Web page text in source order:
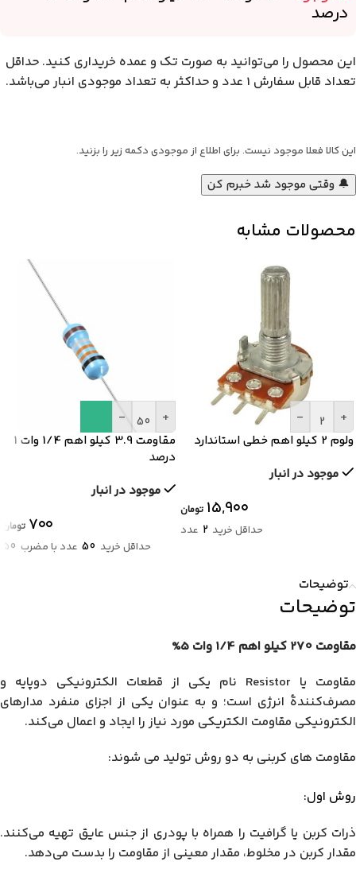
درصد
این محصول را می‌توانید به صورت تک و عمده خریداری کنید. حداقل
تعداد قابل سفارش 1 عدد و حداکثر به تعداد موجودی انبار می‌باشد.
این کالا فعلا موجود نیست. برای اطلاع از موجودی دکمه زیر را بزنید.
🔔 وقتی موجود شد خبرم کن
محصولات مشابه
-
+
ولوم 2 کیلو اهم خطی استاندارد
موجود در انبار
۱۵,۹۰۰ تومان
حداقل خرید 2 عدد
-
+
مقاومت 3.9 کیلو اهم 1/4 وات 1
درصد
موجود در انبار
۷۰۰ تومان
حداقل خرید 50 عدد با مضرب 50
توضیحات
توضیحات
مقاومت 270 کیلو اهم 1/4 وات 5%
مقاومت یا Resistor نام یکی از قطعات الکترونیکی دوپایه و
مصرف‌کنندهٔ انرژی است؛ و به عنوان یکی از اجزای منفرد مدارهای
الکترونیکی مقاومت الکتریکی مورد نیاز را ایجاد و اعمال می‌کند.
مقاومت های کربنی به دو روش تولید می شوند:
روش اول:
ذرات کربن یا گرافیت را همراه با پودری از جنس عایق تهیه می‌کنند.
مقدار کربن در مخلوط، مقدار معینی از مقاومت را بدست می‌دهد.